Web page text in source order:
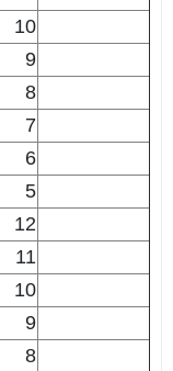
10
9
8
7
6
5
12
11
10
9
8